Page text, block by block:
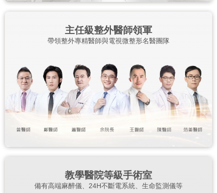
主任級整外醫師領軍
帶領整外專精醫師與電視微整形名醫團隊
教學醫院等級手術室
備有高端麻醉儀、24H不斷電系統、生命監測儀等